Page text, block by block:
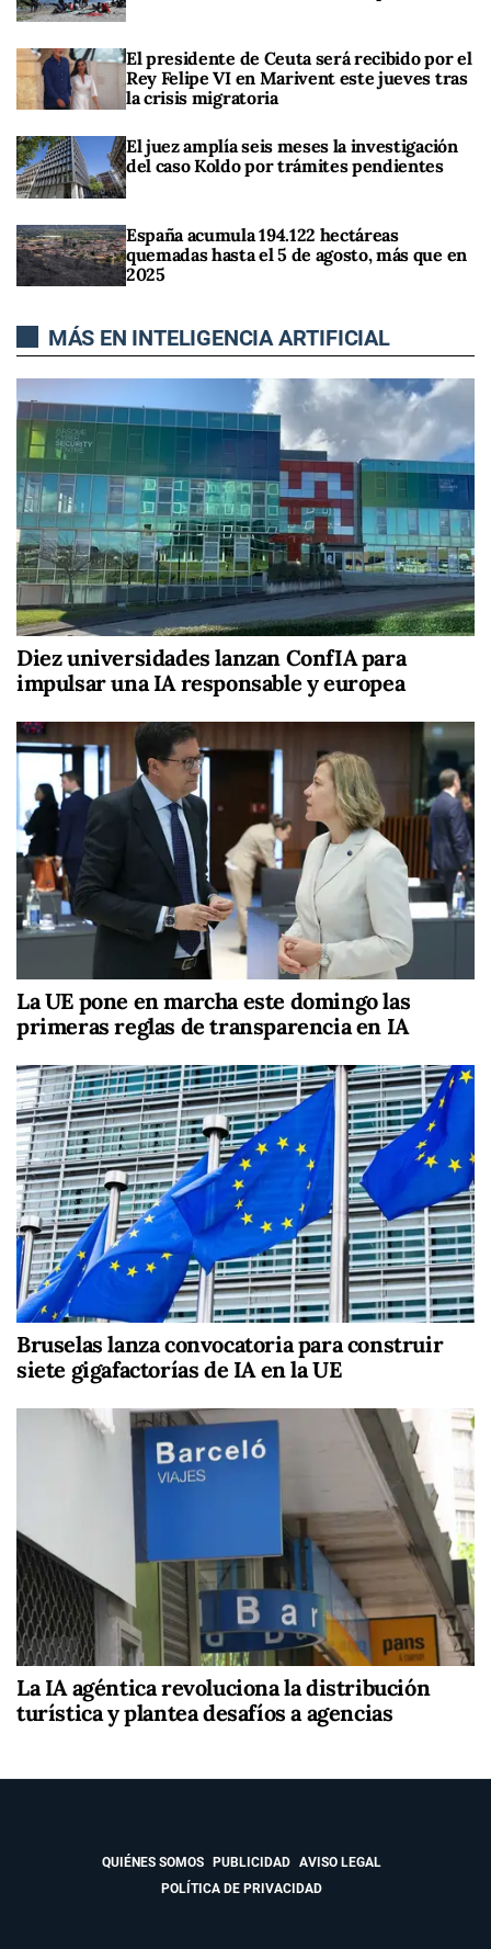
El presidente de Ceuta será recibido por el
Rey Felipe VI en Marivent este jueves tras
la crisis migratoria
El juez amplía seis meses la investigación
del caso Koldo por trámites pendientes
España acumula 194.122 hectáreas
quemadas hasta el 5 de agosto, más que en
2025
MÁS EN INTELIGENCIA ARTIFICIAL
Diez universidades lanzan ConfIA para
impulsar una IA responsable y europea
La UE pone en marcha este domingo las
primeras reglas de transparencia en IA
Bruselas lanza convocatoria para construir
siete gigafactorías de IA en la UE
La IA agéntica revoluciona la distribución
turística y plantea desafíos a agencias
QUIÉNES SOMOS PUBLICIDAD
AVISO LEGAL
POLÍTICA DE PRIVACIDAD